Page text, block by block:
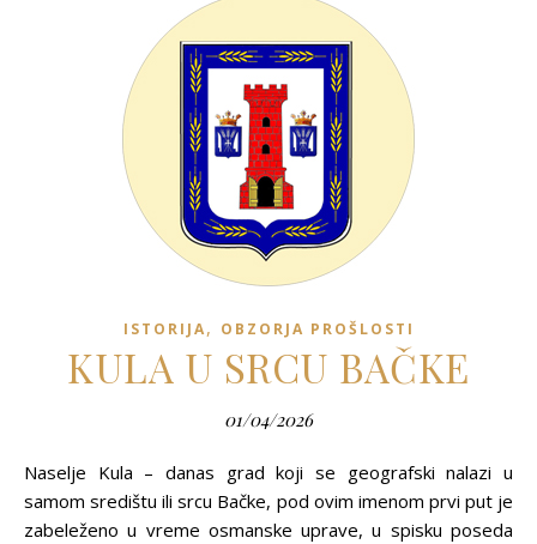
ISTORIJA, OBZORJA PROŠLOSTI
KULA U SRCU BAČKE
01/04/2026
Naselje Kula – danas grad koji se geografski nalazi u
samom središtu ili srcu Bačke, pod ovim imenom prvi put je
zabeleženo u vreme osmanske uprave, u spisku poseda